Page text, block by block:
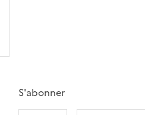
S'abonner